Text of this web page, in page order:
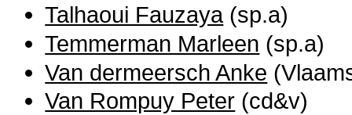
Talhaoui Fauzaya(sp.a)
Temmerman Marleen (sp.a)
Van dermeersch Anke
Van Rompuy Peter (cd&v)